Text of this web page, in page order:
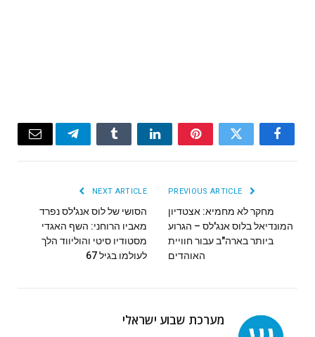
Facebook
Twitter
Pinterest
LinkedIn
Tumblr
Telegram
Email
מחקר לא מחמיא: אצטדיון
המונדיאל בלוס אנג'לס – הגרוע
ביותר בארה"ב עבור חוויית
האוהדים
NEXT ARTICLE
הסושי של לוס אנג'לס נפרד
מאביו הרוחני: השף האגדי
מסטודיו סיטי והוליווד הלך
לעולמו בגיל 67
מערכת שבוע ישראלי